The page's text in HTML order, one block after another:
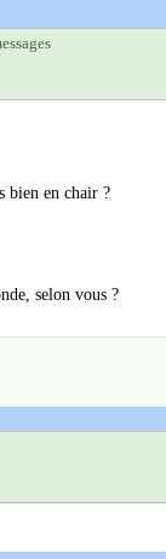
bien en chair ?
selon vous ?